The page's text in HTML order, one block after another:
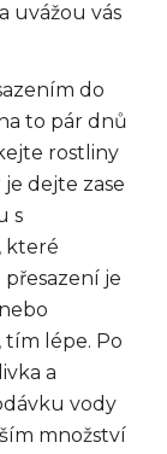
uvážou vás
do
to pár dnů
rostliny
dejte zase
s
které
je
tím lépe. Po
a
vody
množství